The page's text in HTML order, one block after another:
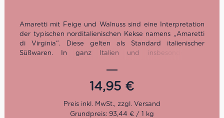
Amaretti mit Feige und Walnuss sind eine Interpretation
der typischen norditalienischen Kekse namens „Amaretti
di Virginia“. Diese gelten als Standard italienischer
Süßwaren. In ganz Italien und insbesondere in
verbreitet. Obwohl sie traditionell nur mit und aus
Mandeln hergestellt wird, gibt es derzeit viele moderne
Geschmacksvariationen. Diese Variation betseht aus
Aprikosenkernen 42 % mit Feigenpaste 18 % und groben
Walnussstückchen 20 %.
14,95 €
Grundpreis: 93,44 € / 1 kg